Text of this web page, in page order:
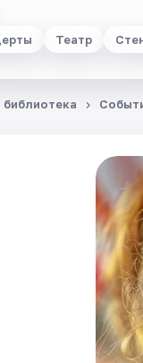
Театр
библиотека